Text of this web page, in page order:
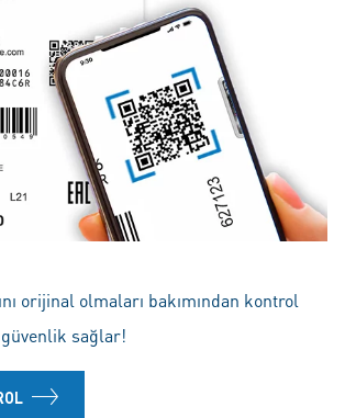
orijinal olmaları bakımından kontrol
sağlar!